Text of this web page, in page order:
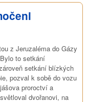
z Jeruzaléma do Gázy
to setkání
setkání blízkých
pozval k sobě do vozu
proroctví a
dvořanovi, na